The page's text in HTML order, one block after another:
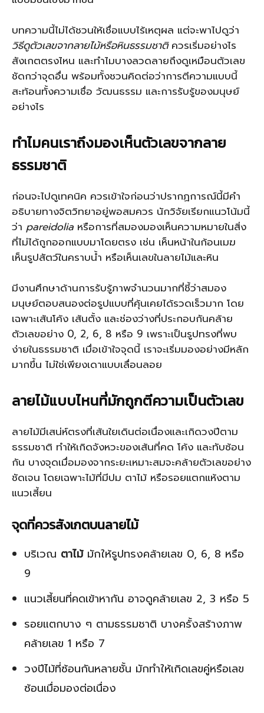
บทความนี้ไม่ได้ชวนให้เชื่อแบบไร้เหตุผล แต่จะพาไปดูว่า
วิธีดูตัวเลขจากลายไม้หรือหินธรรมชาติควรเริ่มอย่างไร
สังเกตตรงไหน และทำไมบางลวดลายถึงดูเหมือนตัวเลข
ชัดกว่าจุดอื่น พร้อมทั้งชวนคิดต่อว่าการตีความแบบนี้
สะท้อนทั้งความเชื่อ วัฒนธรรม และการรับรู้ของมนุษย์
อย่างไร
ทำไมคนเราถึงมองเห็นตัวเลขจากลาย
ธรรมชาติ
ก่อนจะไปดูเทคนิค ควรเข้าใจก่อนว่าปรากฏการณ์นี้มีคำ
อธิบายทางจิตวิทยาอยู่พอสมควร นักวิจัยเรียกแนวโน้มนี้
ว่า pareidolia หรือการที่สมองมองเห็นความหมายในสิ่ง
ที่ไม่ได้ถูกออกแบบมาโดยตรง เช่น เห็นหน้าในก้อนเมฆ
เห็นรูปสัตว์ในคราบน้ำ หรือเห็นเลขในลายไม้และหิน
มีงานศึกษาด้านการรับรู้ภาพจำนวนมากที่ชี้ว่าสมอง
มนุษย์ตอบสนองต่อรูปแบบที่คุ้นเคยได้รวดเร็วมาก โดย
เฉพาะเส้นโค้ง เส้นตั้ง และช่องว่างที่ประกอบกันคล้าย
ตัวเลขอย่าง 0, 2, 6, 8 หรือ 9 เพราะเป็นรูปทรงที่พบ
ง่ายในธรรมชาติ เมื่อเข้าใจจุดนี้ เราจะเริ่มมองอย่างมีหลัก
มากขึ้น ไม่ใช่เพียงเดาแบบเลื่อนลอย
ลายไม้แบบไหนที่มักถูกตีความเป็นตัวเลข
ลายไม้มีเสน่ห์ตรงที่เส้นใยเดินต่อเนื่องและเกิดวงปีตาม
ธรรมชาติ ทำให้เกิดจังหวะของเส้นที่คด โค้ง และทับซ้อน
กัน บางจุดเมื่อมองจากระยะเหมาะสมจะคล้ายตัวเลขอย่าง
ชัดเจน โดยเฉพาะไม้ที่มีปม ตาไม้ หรือรอยแตกแห้งตาม
แนวเสี้ยน
จุดที่ควรสังเกตบนลายไม้
บริเวณ ตาไม้มักให้รูปทรงคล้ายเลข 0, 6, 8 หรือ
9
แนวเสี้ยนที่คดเข้าหากัน อาจดูคล้ายเลข 2, 3 หรือ 5
รอยแตกบาง ๆ ตามธรรมชาติ บางครั้งสร้างภาพ
คล้ายเลข 1 หรือ 7
วงปีไม้ที่ซ้อนกันหลายชั้น มักทำให้เกิดเลขคู่หรือเลข
ซ้อนเมื่อมองต่อเนื่อง